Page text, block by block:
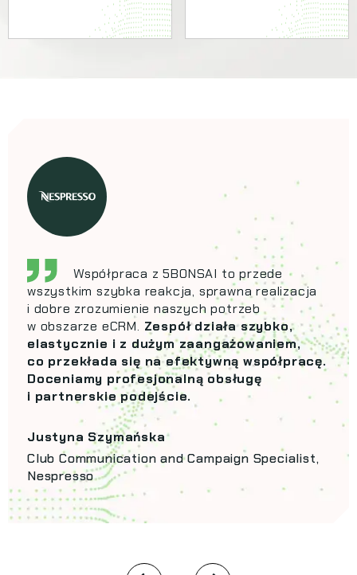
Współpraca z 5BONSAI to przede
wszystkim szybka reakcja, sprawna realizacja
i dobre zrozumienie naszych potrzeb
w obszarze eCRM. Zespół działa szybko,
elastycznie i z dużym zaangażowaniem,
co przekłada się na efektywną współpracę.
Doceniamy profesjonalną obsługę
i partnerskie podejście.
Justyna Szymańska
Club Communication and Campaign Specialist,
Nespresso